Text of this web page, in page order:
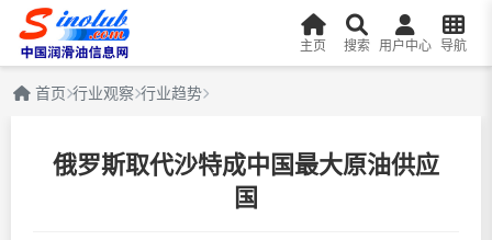
主页 搜索 用户中心 导航
首页 行业观察 行业趋势
俄罗斯取代沙特成中国最大原油供应
国